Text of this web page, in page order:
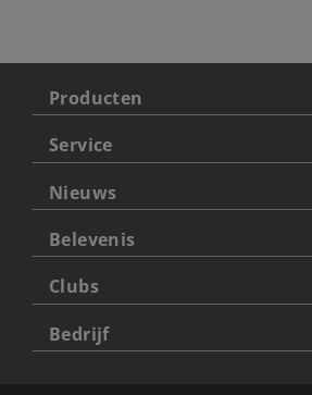
Producten
Service
Nieuws
Belevenis
Clubs
Bedrijf